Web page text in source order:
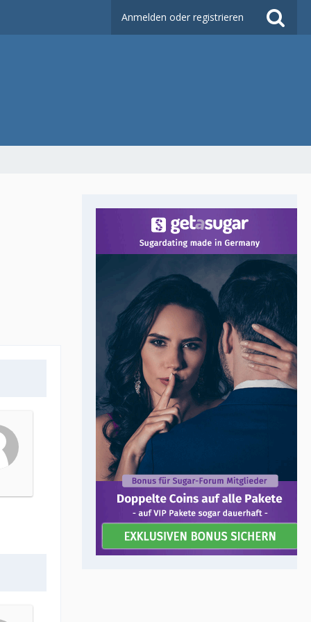
Anmelden oder registrieren